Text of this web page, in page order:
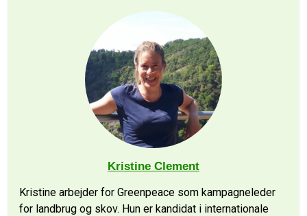
Kristine Clement
Kristine arbejder for Greenpeace som kampagneleder
for landbrug og skov. Hun er kandidat i internationale